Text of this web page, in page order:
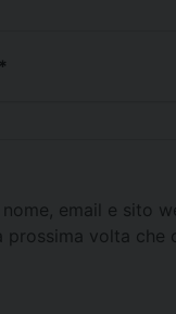
*
email e sito
prossima volta che